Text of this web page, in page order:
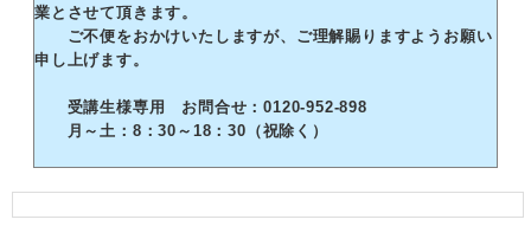
業とさせて頂きます。
ご不便をおかけいたしますが、ご理解賜りますようお願い
申し上げます。
受講生様専用 お問合せ：0120-952-898
月～土：8：30～18：30（祝除く）